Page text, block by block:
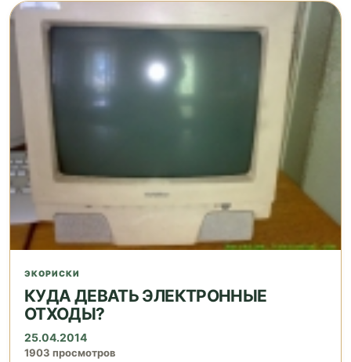
ЭКОРИСКИ
КУДА ДЕВАТЬ ЭЛЕКТРОННЫЕ
ОТХОДЫ?
25.04.2014
1903 просмотров